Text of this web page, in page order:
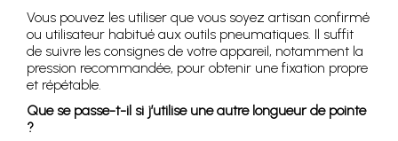
Vous pouvez les utiliser que vous soyez artisan confirmé
ou utilisateur habitué aux outils pneumatiques. Il suffit
de suivre les consignes de votre appareil, notamment la
pression recommandée, pour obtenir une fixation propre
et répétable.
Que se passe-t-il si j’utilise une autre longueur de pointe
?